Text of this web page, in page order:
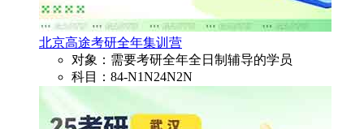
北京高途考研全年集训营
对象：需要考研全年全日制辅导的学员
科目：84-N1N24N2N